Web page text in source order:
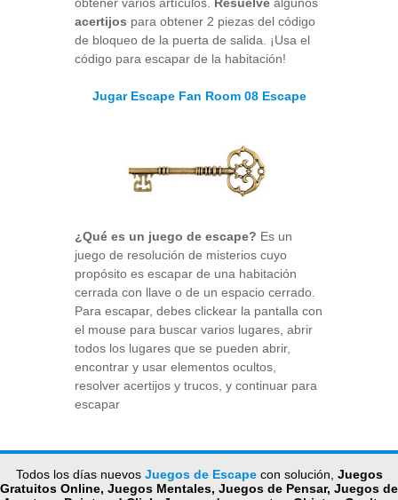
obtener varios artículos. Resuelve algunos
acertijos para obtener 2 piezas del código
de bloqueo de la puerta de salida. ¡Usa el
código para escapar de la habitación!
Jugar Escape Fan Room 08 Escape
¿Qué es un juego de escape? Es un
juego de resolución de misterios cuyo
propósito es escapar de una habitación
cerrada con llave o de un espacio cerrado.
Para escapar, debes clickear la pantalla con
el mouse para buscar varios lugares, abrir
todos los lugares que se pueden abrir,
encontrar y usar elementos ocultos,
resolver acertijos y trucos, y continuar para
escapar
Todos los días nuevos Juegos de Escapecon solución, Juegos
Gratuitos Online, Juegos Mentales, Juegos de Pensar, Juegos de